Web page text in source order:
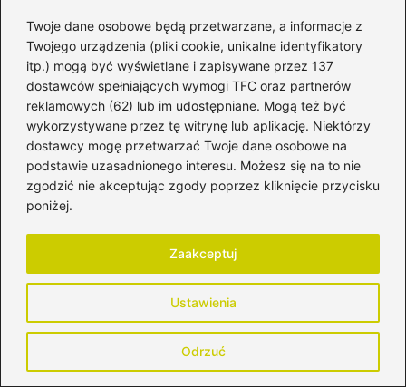
Twoje dane osobowe będą przetwarzane, a informacje z
Twojego urządzenia (pliki cookie, unikalne identyfikatory
itp.) mogą być wyświetlane i zapisywane przez 137
dostawców spełniających wymogi TFC oraz partnerów
reklamowych (62) lub im udostępniane. Mogą też być
wykorzystywane przez tę witrynę lub aplikację. Niektórzy
dostawcy mogę przetwarzać Twoje dane osobowe na
podstawie uzasadnionego interesu. Możesz się na to nie
zgodzić nie akceptując zgody poprzez kliknięcie przycisku
poniżej.
Ustawienia
Odrzuć
Zaakceptuj
Zapamiętaj moje dane w tej przeglądarce
podczas pisania kolejnych komentarzy.
Poczytaj więcej